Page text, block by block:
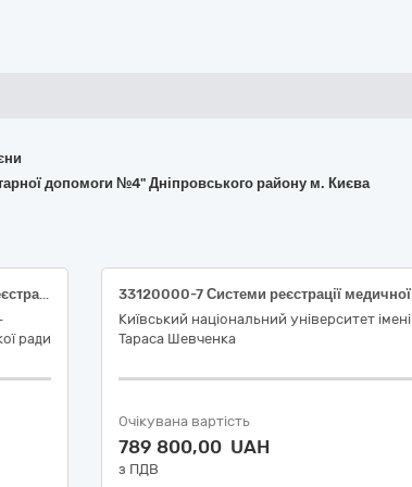
допомоги №4" Дніпровського району м. Києва
ДК 021:2015: 33120000-7 — Системи реєстрації медичної інформації та дослідне обладнання (діагностичні тест-смужки CITOLAB 10 MAC для аналізатора сечі CITOLAB READER 300) Кошти власного бюджету
ради
Київський національний університет імені
Тараса Шевченка
Очікувана вартість
789 800,00 UAH
з ПДВ